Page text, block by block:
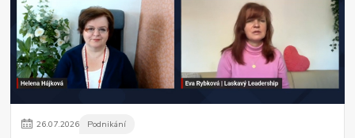
26.07.2026 Podnikání